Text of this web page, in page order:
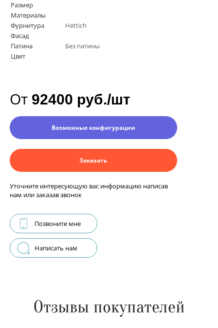
Размер
Материалы
Фурнитура
Hettich
Фасад
Патина
Без патины
Цвет
От 92400 руб./шт
Возможные конфигурации
Заказать
Уточните интересующую вас информацию написав
нам или заказав звонок
Позвоните мне
Написать нам
Отзывы покупателей